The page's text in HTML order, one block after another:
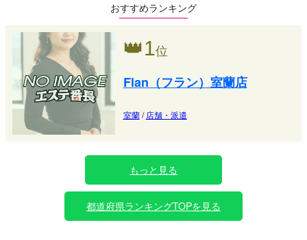
おすすめランキング
👑1位
Flan（フラン）室蘭店
室蘭/ 店舗・派遣
もっと見る
都道府県ランキングTOPを見る